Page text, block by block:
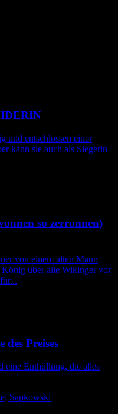
und entschlossen einer
kann sie auch als Siegerin
so zerronnen)
von einem alten Mann
über alle Wikinger vor
Preises
eine Enthüllung, die alles
Sapkowski